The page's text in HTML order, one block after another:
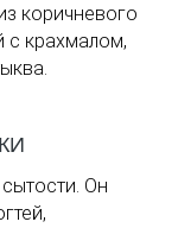
коричневого
с крахмалом,
Он